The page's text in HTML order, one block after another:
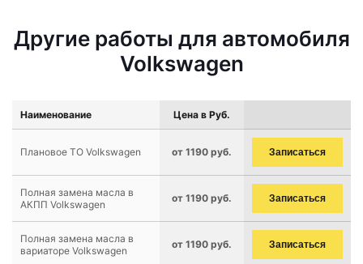
Другие работы для автомобиля
Volkswagen
Наименование Цена в Руб.
Плановое ТО Volkswagen от 1190 руб. Записаться
Полная замена масла в
АКПП Volkswagen
от 1190 руб. Записаться
Полная замена масла в
вариаторе Volkswagen
от 1190 руб. Записаться